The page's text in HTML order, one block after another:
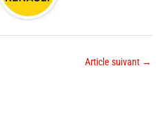
Article suivant →